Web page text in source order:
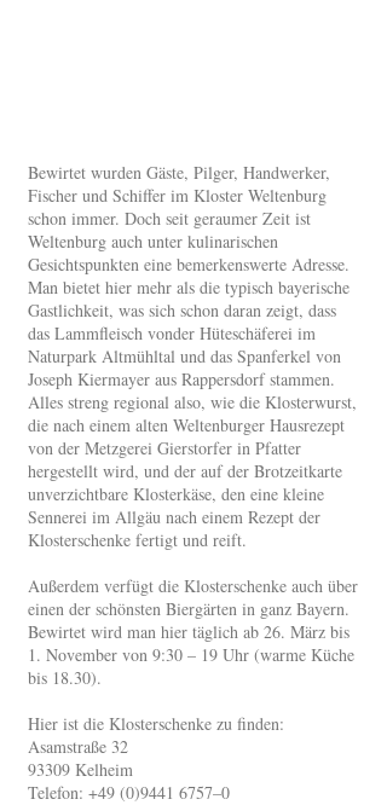
Bewirtet wurden Gäste, Pilger, Handwerker,
Fischer und Schiffer im Kloster Weltenburg
schon immer. Doch seit geraumer Zeit ist
Weltenburg auch unter kulinarischen
Gesichtspunkten eine bemerkenswerte Adresse.
Man bietet hier mehr als die typisch bayerische
Gastlichkeit, was sich schon daran zeigt, dass
das Lammfleisch vonder Hüteschäferei im
Naturpark Altmühltal und das Spanferkel von
Joseph Kiermayer aus Rappersdorf stammen.
Alles streng regional also, wie die Klosterwurst,
die nach einem alten Weltenburger Hausrezept
von der Metzgerei Gierstorfer in Pfatter
hergestellt wird, und der auf der Brotzeitkarte
unverzichtbare Klosterkäse, den eine kleine
Sennerei im Allgäu nach einem Rezept der
Klosterschenke fertigt und reift.
Außerdem verfügt die Klosterschenke auch über
einen der schönsten Biergärten in ganz Bayern.
Bewirtet wird man hier täglich ab 26. März bis
1. November von 9:30 – 19 Uhr (warme Küche
bis 18.30).
Hier ist die Klosterschenke zu finden:
Asamstraße 32
93309 Kelheim
Telefon: +49 (0)9441 6757–0